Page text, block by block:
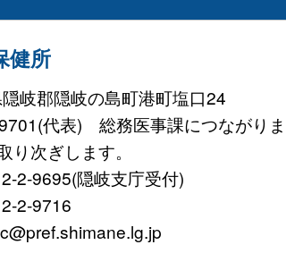
健所
岐郡隠岐の島町港町塩口24
代表) 総務医事課につながりま
り次ぎします。
2-9695(隠岐支庁受付)
2-9716